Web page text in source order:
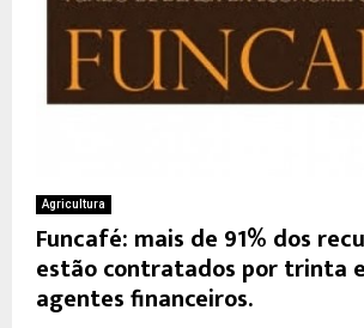
Agricultura
Funcafé: mais de 91% dos
estão contratados por trinta
agentes financeiros.